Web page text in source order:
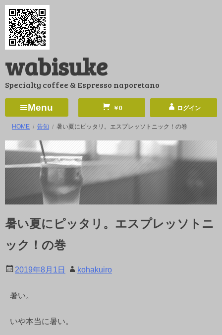
コ
ン
ツ
ス
ッ
wabisuke
Specialty coffee & Espresso naporetano
Menu ￥0 ログイン
HOME 告知 暑い夏にピッタリ。エスプレッソトニック！の巻
暑い夏にピッタリ。エスプレッソトニ
ック！の巻
2019年8月1日 kohakuiro
暑い。
いや本当に暑い。